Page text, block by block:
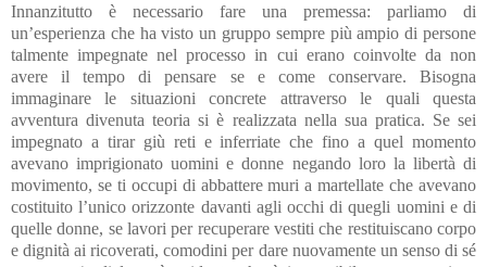
Innanzitutto è necessario fare una premessa: parliamo di
un’esperienza che ha visto un gruppo sempre più ampio di persone
talmente impegnate nel processo in cui erano coinvolte da non
avere il tempo di pensare se e come conservare. Bisogna
immaginare le situazioni concrete attraverso le quali questa
avventura divenuta teoria si è realizzata nella sua pratica. Se sei
impegnato a tirar giù reti e inferriate che fino a quel momento
avevano imprigionato uomini e donne negando loro la libertà di
movimento, se ti occupi di abbattere muri a martellate che avevano
costituito l’unico orizzonte davanti agli occhi di quegli uomini e di
quelle donne, se lavori per recuperare vestiti che restituiscano corpo
e dignità ai ricoverati, comodini per dare nuovamente un senso di sé